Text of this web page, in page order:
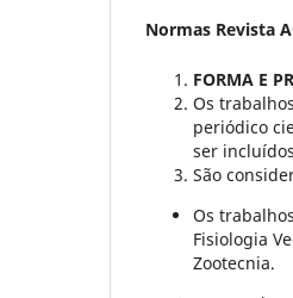
Normas Revista
FORMA E
Os
periódico
ser
São
Os
Fisiologia
Zootecnia.